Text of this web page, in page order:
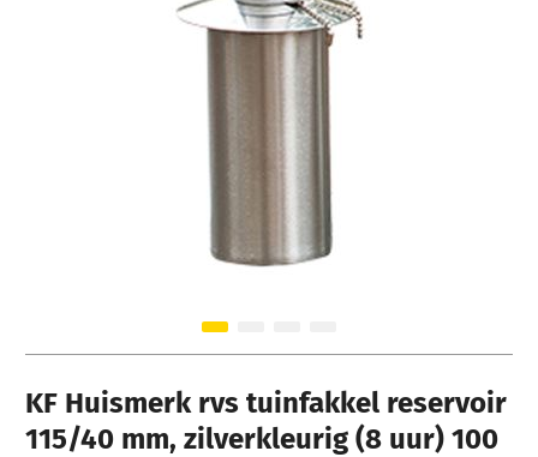
Ga naar het begin van de afbeeldingen-gallerij
KF Huismerk rvs tuinfakkel reservoir
115/40 mm, zilverkleurig (8 uur) 100